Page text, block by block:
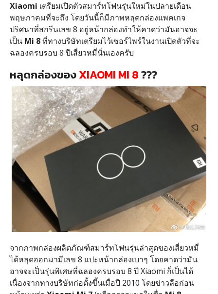
Xiaomi เตรียมเปิดตัวสมาร์ทโฟนรุ่นใหม่ในปลายเดือน
พฤษภาคมที่จะถึง โดยวันนี้ก็มีภาพหลุดกล่องแพคเกจ
ปริศนาที่สกรีนเลข 8 อยู่หน้ากล่องทำให้คาดว่ามันอาจจะ
เป็น Mi 8ที่ทางบริษัทเตรียมไว้เซอร์ไพร์ในงานเปิดตัวที่จะ
ฉลองครบรอบ 8 ปีเสี่ยวหมี่นั่นเองครับ
หลุดกล่องของXIAOMI MI 8???
จากภาพกล่องผลิตภัณฑ์สมาร์ทโฟนรุ่นล่าสุดของเสี่ยวหมี่
ได้หลุดออกมามีเลข 8 แปะหน้ากล่องเบาๆ โดยคาดว่ามัน
อาจจะเป็นรุ่นพิเศษที่ฉลองครบรอบ 8 ปี Xiaomi ก็เป็นได้
เนื่องจากทางบริษัทก่อตั้งขึ้นเมื่อปี 2010 โดยข่าวลือก่อน